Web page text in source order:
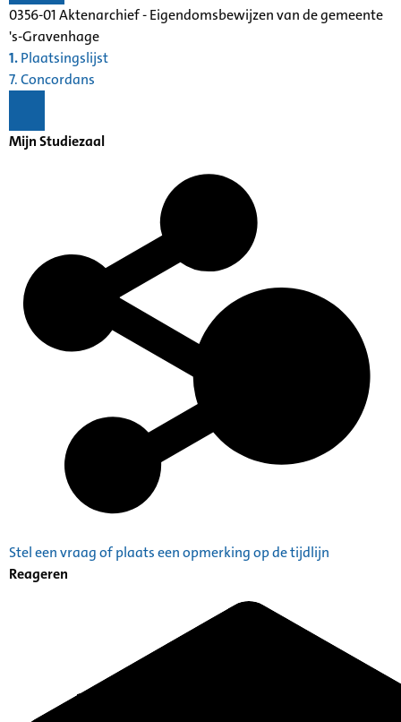
0356-01 Aktenarchief - Eigendomsbewijzen van de gemeente
's-Gravenhage
1.Plaatsingslijst
7. Concordans
Mijn Studiezaal
Stel een vraag of plaats een opmerking op de tijdlijn
Reageren